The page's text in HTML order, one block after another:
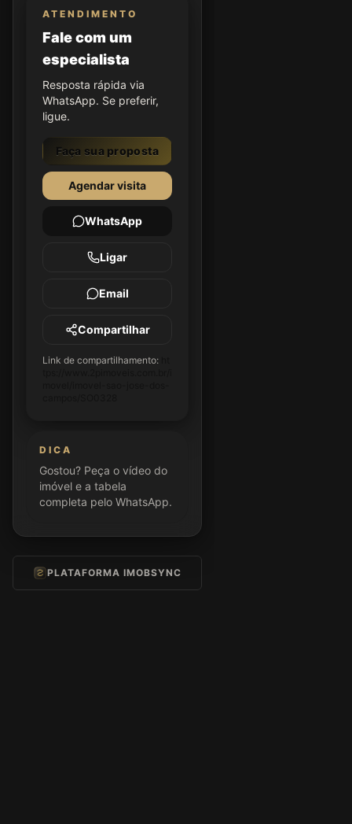
ATENDIMENTO
Fale com um
especialista
Resposta rápida via
WhatsApp. Se preferir,
ligue.
Faça sua proposta
Agendar visita
WhatsApp
Ligar
Email
Compartilhar
Link de compartilhamento:
DICA
Gostou? Peça o vídeo do
imóvel e a tabela
completa pelo WhatsApp.
PLATAFORMA IMOBSYNC